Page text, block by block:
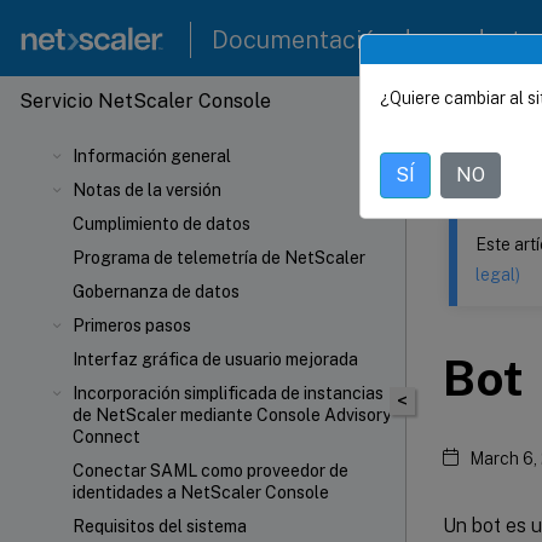
Documentación de
Servicio NetScaler Console
Información general
Notas de la versión
Cumplimiento de datos
Programa de telemetría de NetScaler
Gobernanza de datos
Primeros pasos
Interfaz gráfica de usuario mejorada
Incorporación simplificada de instancias
de NetScaler mediante Console Advisory
Connect
Conectar SAML como proveedor de
identidades a NetScaler Console
Requisitos del sistema
Este
<
Este
legal)
Bot
March
Un bot es
¿Quiere cambiar al
SÍ NO